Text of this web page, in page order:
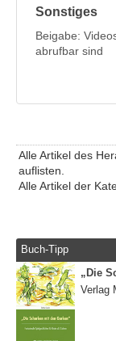
Sonstiges
Beigabe:
abrufbar sind
Alle Artikel des
auflisten.
Alle Artikel der
Buch-Tipp
„Die
Verlag